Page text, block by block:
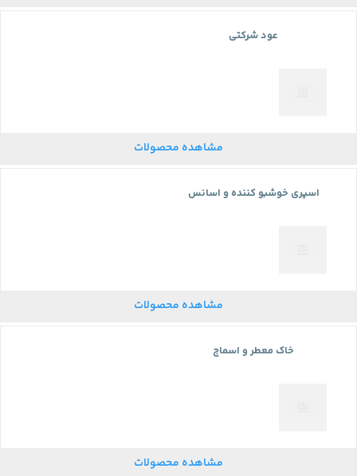
عود شرکتی
مشاهده محصولات
اسپری خوشبو کننده و اسانس
مشاهده محصولات
خاک معطر و اسماج
مشاهده محصولات